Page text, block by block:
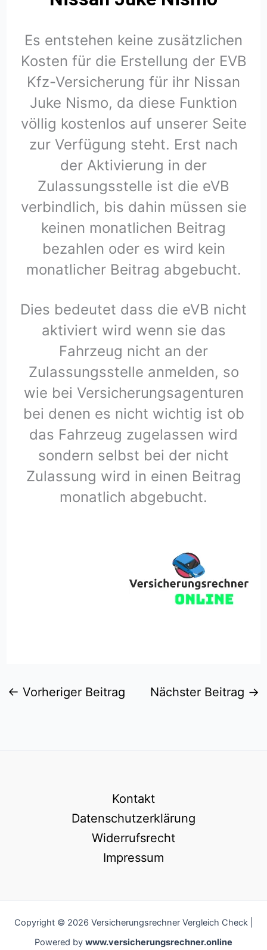
Es entstehen keine zusätzlichen
Kosten für die Erstellung der EVB
Kfz-Versicherung für ihr Nissan
Juke Nismo, da diese Funktion
völlig kostenlos auf unserer Seite
zur Verfügung steht. Erst nach
der Aktivierung in der
Zulassungsstelle ist die eVB
verbindlich, bis dahin müssen sie
keinen monatlichen Beitrag
bezahlen oder es wird kein
monatlicher Beitrag abgebucht.
Dies bedeutet dass die eVB nicht
aktiviert wird wenn sie das
Fahrzeug nicht an der
Zulassungsstelle anmelden, so
wie bei Versicherungsagenturen
bei denen es nicht wichtig ist ob
das Fahrzeug zugelassen wird
sondern selbst bei der nicht
Zulassung wird in einen Beitrag
monatlich abgebucht.
← Vorheriger Beitrag Nächster Beitrag →
Kontakt
Datenschutzerklärung
Widerrufsrecht
Impressum
Copyright © 2026 Versicherungsrechner Vergleich Check |
Powered by www.versicherungsrechner.online